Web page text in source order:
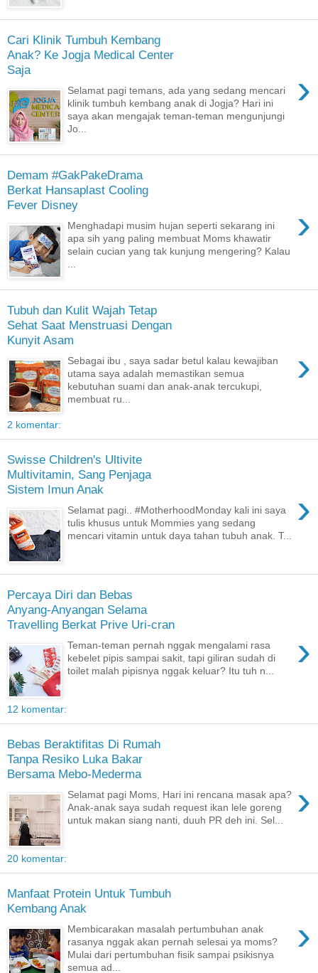
Cari Klinik Tumbuh Kembang
Anak? Ke Jogja Medical Center
Saja
›
Selamat pagi temans, ada yang sedang mencari
klinik tumbuh kembang anak di Jogja? Hari ini
saya akan mengajak teman-teman mengunjungi
Jo...
Demam #GakPakeDrama
Berkat Hansaplast Cooling
Fever Disney
›
Menghadapi musim hujan seperti sekarang ini
apa sih yang paling membuat Moms khawatir
selain cucian yang tak kunjung mengering? Kalau
Tubuh dan Kulit Wajah Tetap
Sehat Saat Menstruasi Dengan
Kunyit Asam
›
Sebagai ibu , saya sadar betul kalau kewajiban
utama saya adalah memastikan semua
kebutuhan suami dan anak-anak tercukupi,
membuat ru...
2 komentar:
Swisse Children's Ultivite
Multivitamin, Sang Penjaga
Sistem Imun Anak
›
Selamat pagi.. #MotherhoodMonday kali ini saya
tulis khusus untuk Mommies yang sedang
mencari vitamin untuk daya tahan tubuh anak. T...
Percaya Diri dan Bebas
Anyang-Anyangan Selama
Travelling Berkat Prive Uri-cran
›
Teman-teman pernah nggak mengalami rasa
kebelet pipis sampai sakit, tapi giliran sudah di
toilet malah pipisnya nggak keluar? Itu tuh n...
12 komentar:
Bebas Beraktifitas Di Rumah
Tanpa Resiko Luka Bakar
Bersama Mebo-Mederma
›
Selamat pagi Moms, Hari ini rencana masak apa?
Anak-anak saya sudah request ikan lele goreng
untuk makan siang nanti, duuh PR deh ini. Sel...
20 komentar:
Manfaat Protein Untuk Tumbuh
Kembang Anak
›
Membicarakan masalah pertumbuhan anak
rasanya nggak akan pernah selesai ya moms?
Mulai dari pertumbuhan fisik sampai psikisnya
semua ad...